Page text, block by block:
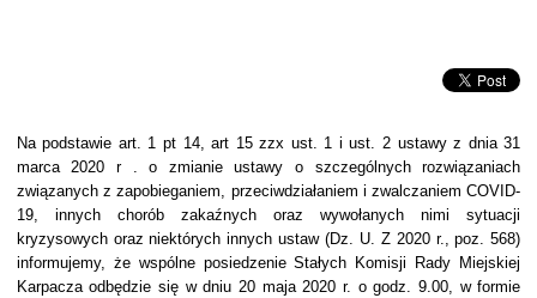
Na podstawie art. 1 pt 14, art 15 zzx ust. 1 i ust. 2 ustawy z dnia 31
marca 2020 r . o zmianie ustawy o szczególnych rozwiązaniach
związanych z zapobieganiem, przeciwdziałaniem i zwalczaniem COVID-
19, innych chorób zakaźnych oraz wywołanych nimi sytuacji
kryzysowych oraz niektórych innych ustaw (Dz. U. Z 2020 r., poz. 568)
informujemy, że wspólne posiedzenie Stałych Komisji Rady Miejskiej
Karpacza odbędzie się w dniu 20 maja 2020 r. o godz. 9.00, w formie